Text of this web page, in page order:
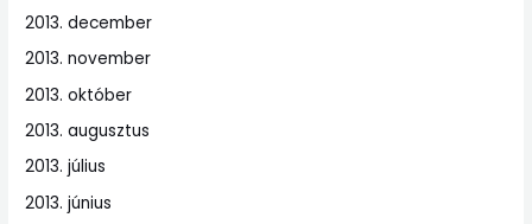
2013. december
2013. november
2013. október
2013. augusztus
2013. július
2013. június